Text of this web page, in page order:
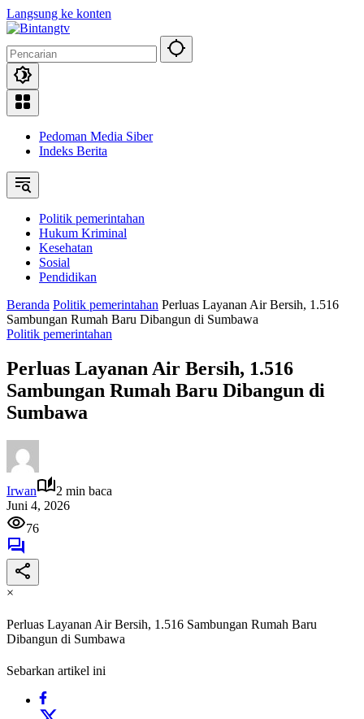
Langsung ke konten
Pedoman Media Siber
Indeks Berita
Politik pemerintahan
Hukum Kriminal
Kesehatan
Sosial
Pendidikan
Beranda Politik pemerintahan Perluas Layanan Air Bersih, 1.516
Sambungan Rumah Baru Dibangun di Sumbawa
Politik pemerintahan
Perluas Layanan Air Bersih, 1.516
Sambungan Rumah Baru Dibangun di
Sumbawa
Irwan
2 min baca
Juni 4, 2026
76
×
Perluas Layanan Air Bersih, 1.516 Sambungan Rumah Baru
Dibangun di Sumbawa
Sebarkan artikel ini